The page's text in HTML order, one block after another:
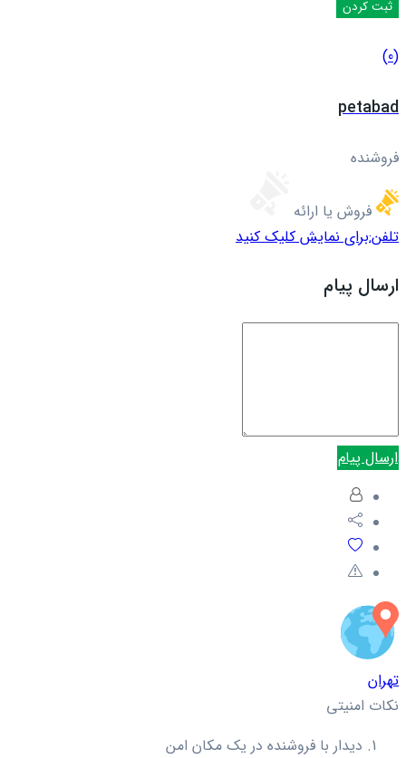
(0)
petabad
فروشنده
فروش یا ارائه
تلفن:برای نمایش کلیک کنید
ارسال پیام
ارسال پیام
تهران
نکات امنیتی
دیدار با فروشنده در یک مکان امن